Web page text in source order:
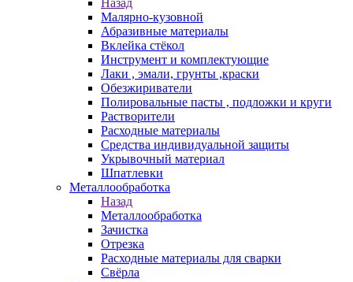
Назад
Малярно-кузовной
Абразивные материалы
Вклейка стёкол
Инструмент и комплектующие
Лаки , эмали, грунты ,краски
Обезжириватели
Полировальные пасты , подложки и круги
Растворители
Расходные материалы
Средства индивидуальной защиты
Укрывочный материал
Шпатлевки
Металлообработка
Назад
Металлообработка
Зачистка
Отрезка
Расходные материалы для сварки
Свёрла